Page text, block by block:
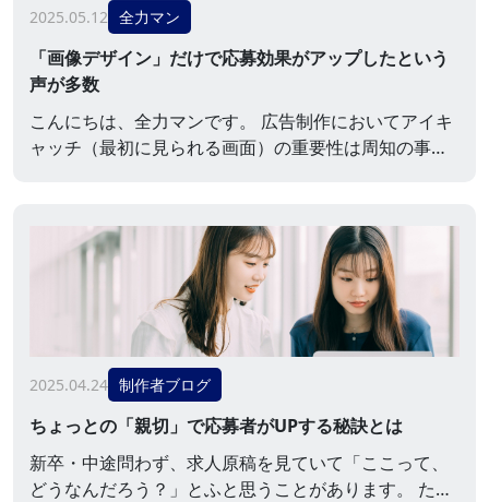
2025.05.12 全力マン
「画像デザイン」だけで応募効果がアップしたという
声が多数
こんにちは、全力マンです。 広告制作においてアイキ
ャッチ（最初に見られる画面）の重要性は周知の事実
成を工夫すれば、原稿の内容が同じでも応募効果がア
ップするという事例が多発しているためです。 SNSで
も、サムネイルや映えにこだわればフォロワーが伸び
たり「視聴数」や「いいね」が増えたりしますよ
2025.04.24 制作者ブログ
ちょっとの「親切」で応募者がUPする秘訣とは
新卒・中途問わず、求人原稿を見ていて「ここって、
どうなんだろう？」とふと思うことがあります。 たと